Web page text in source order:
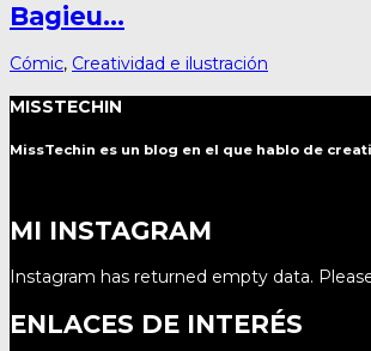
Bagieu…
Cómic, Creatividad e ilustración
MISSTECHIN
MissTechin es un blog en el que hablo de
MI INSTAGRAM
Instagram has returned empty data.
ENLACES DE INTERÉS